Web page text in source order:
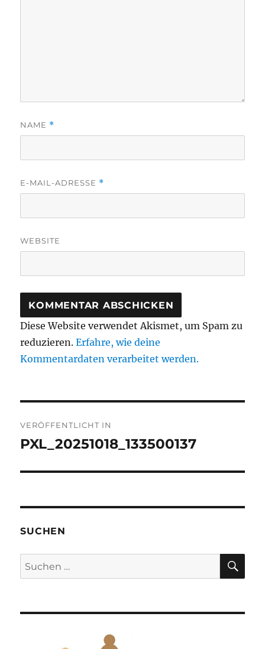
NAME *
E-MAIL-ADRESSE *
WEBSITE
Diese Website verwendet Akismet, um Spam zu
reduzieren.Erfahre, wie deine
Kommentardaten verarbeitet werden.
VERÖFFENTLICHT IN
PXL_20251018_133500137
SUCHEN
Suchen
nach: